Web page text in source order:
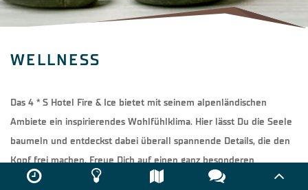
WELLNESS
Das 4 * S Hotel Fire & Ice bietet mit seinem alpenländischen
Ambiete ein inspirierendes Wohlfühlklima. Hier lässt Du die Seele
baumeln und entdeckst dabei überall spannende Details, die den
Kopf frei machen. Freue Dich auf einen ganz besonderen
Wellness-Bereich mit neuen Perspektiven und purer Entspannung.